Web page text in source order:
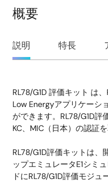
概要
概
要
説明 特長
説
明
RL78/G1D 評価キット は
Low Energyアプリケーシ
ができます。RL78/G1D評
KC、MIC（日本）の認証
RL78/G1D評価キットは
ップエミュレータE1シミ
ドにRL78/G1D評価モジュ